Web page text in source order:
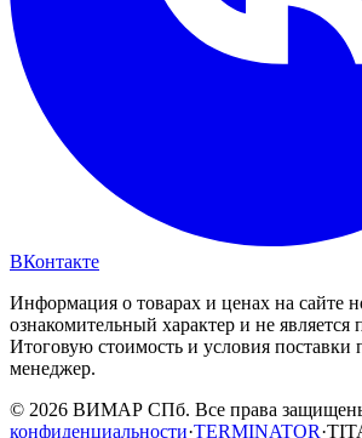
ВКонтакте
Информация о товарах и ценах на сайте
ознакомительный характер и не
Итоговую стоимость и условия поставки
менеджер.
© 2026 ВИМАР СПб. Все права
конфиденциальности·TERMINATOR·